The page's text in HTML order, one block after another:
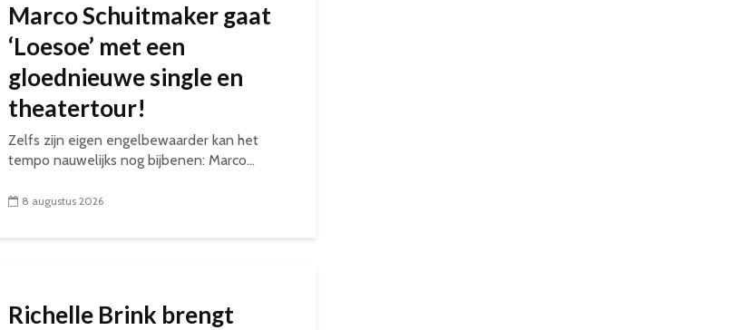
Marco Schuitmaker gaat
‘Loesoe’ met een
gloednieuwe single en
theatertour!
Zelfs zijn eigen engelbewaarder kan het
tempo nauwelijks nog bijbenen: Marco...
8 augustus 2026
Richelle Brink brengt